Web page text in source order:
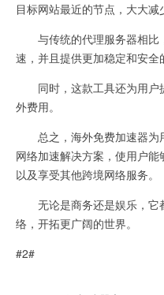
目标网站最近的节点，大大减
与传统的代理服务器相比
速，并且提供更加稳定和安全
同时，这款工具还为用户
外费用。
总之，海外免费加速器为
网络加速解决方案，使用户能
以及享受其他跨境网络服务。
无论是商务还是娱乐，它
络，开拓更广阔的世界。
#2#